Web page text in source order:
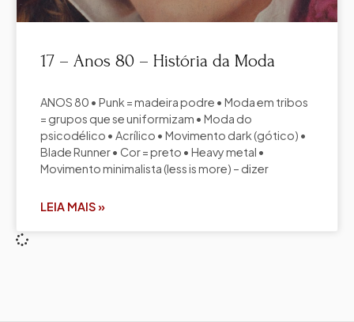
17 – Anos 80 – História da Moda
ANOS 80 • Punk = madeira podre • Moda em tribos
= grupos que se uniformizam • Moda do
psicodélico • Acrílico • Movimento dark (gótico) •
Blade Runner • Cor = preto • Heavy metal •
Movimento minimalista (less is more) – dizer
LEIA MAIS »